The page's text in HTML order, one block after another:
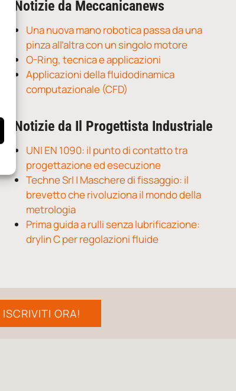
Notizie da Meccanicanews
Una nuova mano robotica passa da una
pinza all’altra con un singolo motore
O-Ring, tecnica e applicazioni
Applicazioni della fluidodinamica
computazionale (CFD)
Notizie da Il Progettista Industriale
UNI EN 1090: il punto di contatto tra
progettazione ed esecuzione
Techne Srl | Maschere di fissaggio: il
brevetto che rivoluziona il mondo della
metrologia
Prima guida a rulli senza lubrificazione:
drylin C per regolazioni fluide
ISCRIVITI ORA!